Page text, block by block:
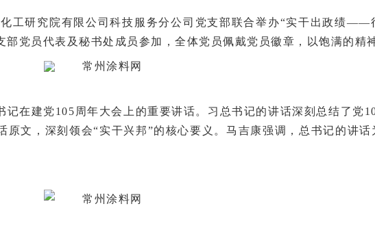
工研究院有限公司科技服务分公司 党支部联合举办“实干出政绩——
部党员代表及秘书处成员参加，全体党员佩戴党员徽章，以饱满的精
在建党105周年大会上的重要讲话。习总书记的讲话深刻总结了党
原文，深刻领会“实干兴邦”的核心要义 。马吉康强调，总书记的讲